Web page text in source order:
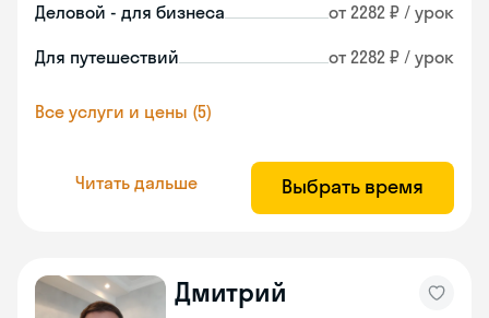
Деловой - для бизнеса от 2282 ₽ / урок
Для путешествий от 2282 ₽ / урок
Все услуги и цены (5)
Читать дальше Выбрать время
Дмитрий